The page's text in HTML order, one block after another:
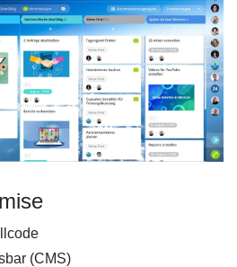
(CMS)